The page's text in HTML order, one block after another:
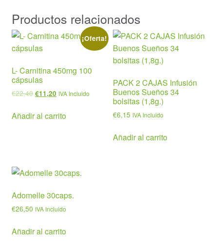
Productos relacionados
¡Oferta!
L- Carnitina 450mg 100
cápsulas
€22,40 El
original
€11,20 El
actual
IVA Incluido
Añadir al carrito
PACK 2 CAJAS Infusión
Buenos Sueños 34
bolsitas (1,8g.)
€6,15 IVA Incluido
Añadir al carrito
Adomelle 30caps.
€26,50 IVA Incluido
Añadir al carrito